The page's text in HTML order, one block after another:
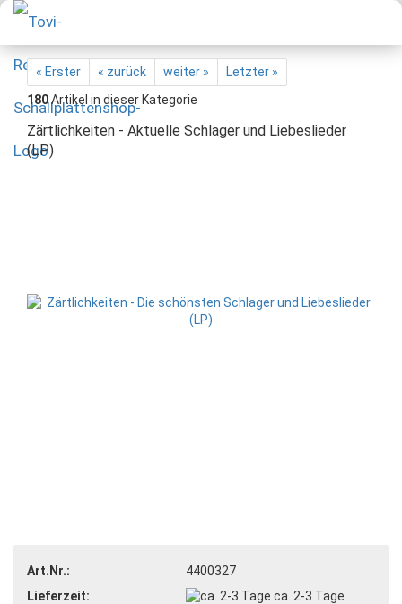
« Erster « zurück weiter »
Letzter »
180Artikel in dieser Kategorie
Zärtlichkeiten - Aktuelle Schlager und Liebeslieder
(LP)
Art.Nr.:
4400327
Lieferzeit:
ca. 2-3 Tage